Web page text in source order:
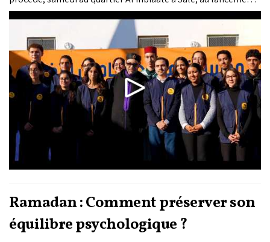
de l'opération nationale "Ramadan 1447", initiée par la
Fondation Mohammed V pour la Solidarité à l'occasion du
mois sacré de Ramadan et...
Ramadan : Comment préserver son
équilibre psychologique ?